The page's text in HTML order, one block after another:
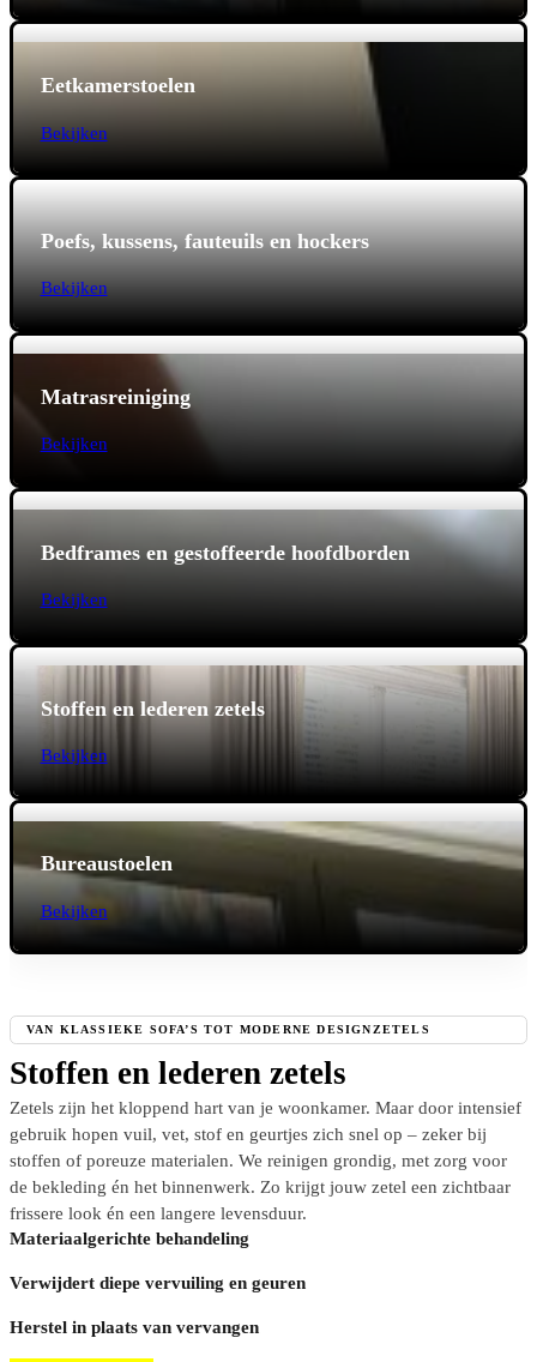
Eetkamerstoelen
Bekijken
Poefs, kussens, fauteuils en hockers
Bekijken
Matrasreiniging
Bekijken
Bedframes en gestoffeerde hoofdborden
Bekijken
Stoffen en lederen zetels
Bekijken
Bureaustoelen
Bekijken
VAN KLASSIEKE SOFA’S TOT MODERNE DESIGNZETELS
Stoffen en lederen zetels
Zetels zijn het kloppend hart van je woonkamer. Maar door intensief
gebruik hopen vuil, vet, stof en geurtjes zich snel op – zeker bij
stoffen of poreuze materialen. We reinigen grondig, met zorg voor
de bekleding én het binnenwerk. Zo krijgt jouw zetel een zichtbaar
frissere look én een langere levensduur.
Materiaalgerichte behandeling
Verwijdert diepe vervuiling en geuren
Herstel in plaats van vervangen